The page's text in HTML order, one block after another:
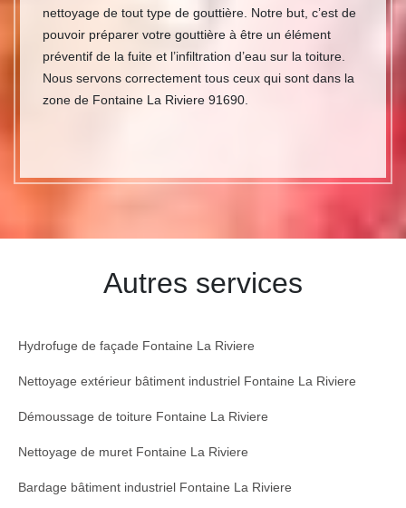
nettoyage de tout type de gouttière. Notre but, c’est de
pouvoir préparer votre gouttière à être un élément
préventif de la fuite et l’infiltration d’eau sur la toiture.
Nous servons correctement tous ceux qui sont dans la
zone de Fontaine La Riviere 91690.
Autres services
Hydrofuge de façade Fontaine La Riviere
Nettoyage extérieur bâtiment industriel Fontaine La Riviere
Démoussage de toiture Fontaine La Riviere
Nettoyage de muret Fontaine La Riviere
Bardage bâtiment industriel Fontaine La Riviere